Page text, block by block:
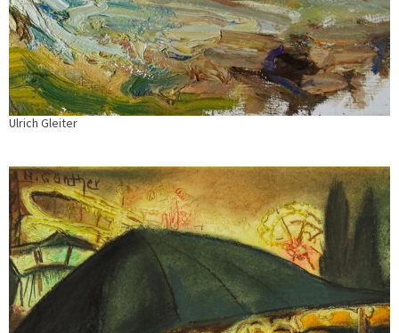
Ulrich Gleiter